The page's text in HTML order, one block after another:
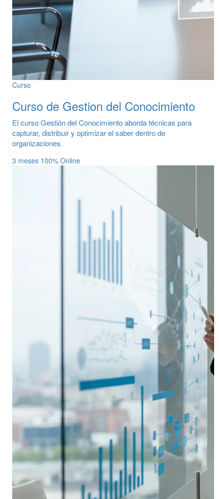
Curso
Curso de Gestion del Conocimiento
El curso Gestión del Conocimiento aborda técnicas para
capturar, distribuir y optimizar el saber dentro de
organizaciones.
3 meses 100% Online